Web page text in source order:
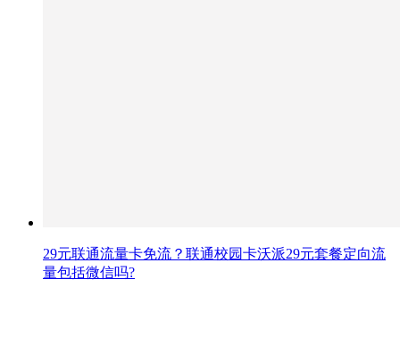
29元联通流量卡免流？联通校园卡沃派29元套餐定向流
量包括微信吗?